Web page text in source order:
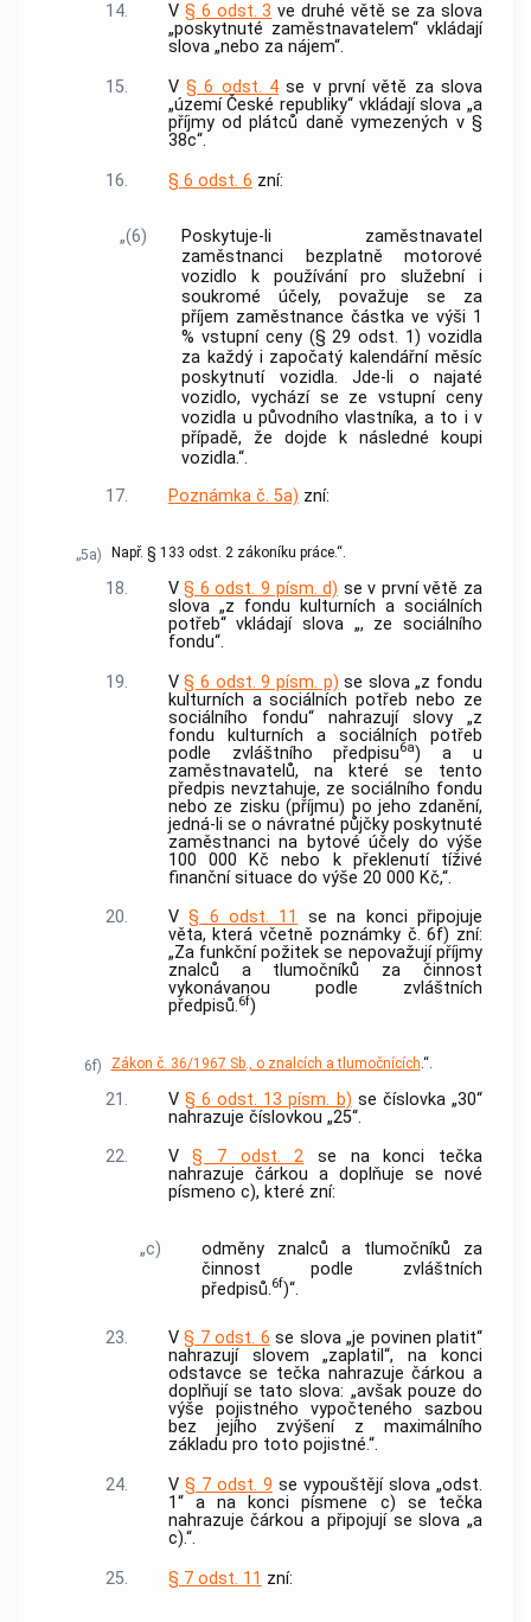
14.
V § 6 odst. 3 ve druhé větě se za slova
„poskytnuté zaměstnavatelem“ vkládají
slova „nebo za nájem“.
15.
V§ 6 odst. 4 se v první větě za slova
„území České republiky“ vkládají slova „a
příjmy od plátců daně vymezených v §
38c“.
16.
§ 6 odst. 6 zní:
„(6)
Poskytuje-li zaměstnavatel
zaměstnanci bezplatně motorové
vozidlo k používání pro služební i
soukromé účely, považuje se za
příjem zaměstnance částka ve výši 1
% vstupní ceny (§ 29 odst. 1) vozidla
za každý i započatý kalendářní měsíc
poskytnutí vozidla. Jde-li o najaté
vozidlo, vychází se ze vstupní ceny
vozidla u původního vlastníka, a to i v
případě, že dojde k následné koupi
vozidla.“.
17.
Poznámka č. 5a) zní:
„5a) Např. § 133 odst. 2 zákoníku práce.“.
18. V§ 6 odst. 9 písm. d) se v první větě za
slova „z fondu kulturních a sociálních
potřeb“ vkládají slova „, ze sociálního
fondu“.
19.
V§ 6 odst. 9 písm. p) se slova „z fondu
kulturních a sociálních potřeb nebo ze
sociálního fondu“ nahrazují slovy „z
fondu kulturních a sociálních potřeb
podle zvláštního předpisu6a) a u
zaměstnavatelů, na které se tento
předpis nevztahuje, ze sociálního fondu
nebo ze zisku (příjmu) po jeho zdanění,
jedná-li se o návratné půjčky poskytnuté
zaměstnanci na bytové účely do výše
100 000 Kč nebo k překlenutí tíživé
finanční situace do výše 20 000 Kč,“.
20.
V§ 6 odst. 11
se na konci připojuje
věta, která včetně poznámky č. 6f) zní:
„Za funkční požitek se nepovažují příjmy
znalců a tlumočníků za činnost
vykonávanou podle zvláštních
předpisů.6f)
6f) Zákon č. 36/1967 Sb., o znalcích a tlumočnících .“.
21. V § 6 odst. 13 písm. b) se číslovka „30“
nahrazuje číslovkou „25“.
22.
V§ 7 odst. 2 se na konci tečka
nahrazuje čárkou a doplňuje se nové
písmeno c), které zní:
„c)
odměny znalců a tlumočníků za
činnost podle zvláštních
předpisů.6f)“.
23. V§ 7 odst. 6 se slova „je povinen platit“
nahrazují slovem „zaplatil“, na konci
odstavce se tečka nahrazuje čárkou a
doplňují se tato slova: „avšak pouze do
výše pojistného vypočteného sazbou
bez jejího zvýšení z maximálního
základu pro toto pojistné.“.
24.
V § 7 odst. 9 se vypouštějí slova „odst.
1“ a na konci písmene c) se tečka
nahrazuje čárkou a připojují se slova „a
c).“.
25.
§ 7 odst. 11 zní: